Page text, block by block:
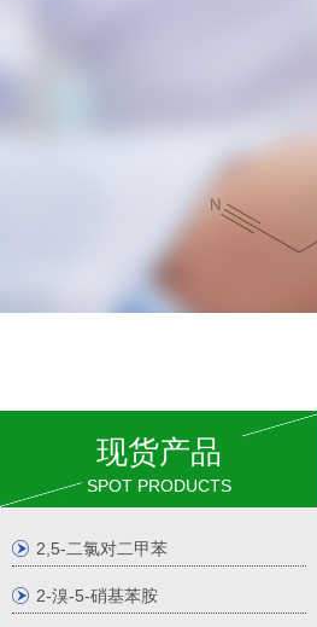
现货产品
SPOT PRODUCTS
2,5-二氯对二甲苯
2-溴-5-硝基苯胺